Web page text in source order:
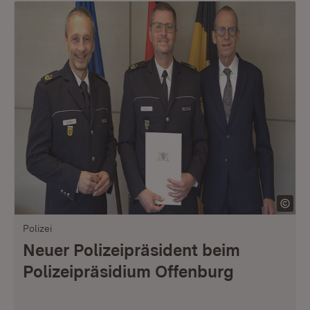
Polizei
Neuer Polizeipräsident beim
Polizeipräsidium Offenburg